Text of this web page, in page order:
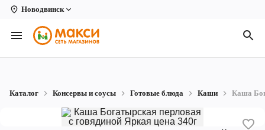
Новодвинск
Вологда
Архангельск
Каталог Консервы и соусы Готовые блюда Каши Каша